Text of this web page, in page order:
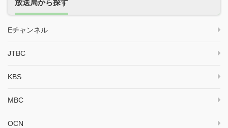
放送局から探す
Eチャンネル
JTBC
KBS
MBC
OCN